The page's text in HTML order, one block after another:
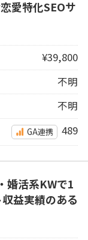
愛特化SEOサ
¥39,800
不明
不明
GA連携 489
婚活系KWで1
益実績のある